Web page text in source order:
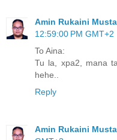
Amin Rukaini
12:59:00 PM GMT+2
To Aina:
Tu la, xpa2, mana
hehe..
Reply
Amin Rukaini